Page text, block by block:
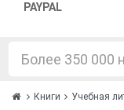
PAYPAL
Книги Учебная